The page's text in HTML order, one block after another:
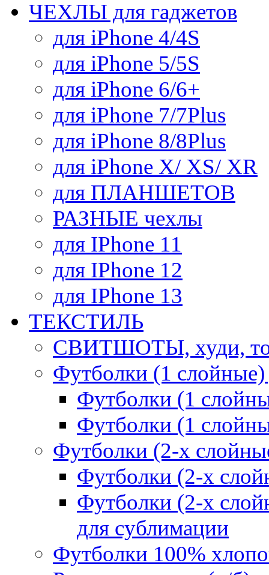
ЧЕХЛЫ для гаджетов
для iPhone 4/4S
для iPhone 5/5S
для iPhone 6/6+
для iPhone 7/7Plus
для iPhone 8/8Plus
для iPhone X/ XS/ XR
для ПЛАНШЕТОВ
РАЗНЫЕ чехлы
для IPhone 11
для IPhone 12
для IPhone 13
ТЕКСТИЛЬ
СВИТШОТЫ, худи,
Футболки (1
Футболки (1
Футболки (1
Футболки (2-х
Футболки (2-х
Футболки (2-х
для сублимации
Футболки 100%